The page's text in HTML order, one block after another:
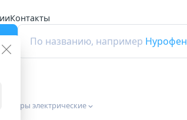
Контакты
По названию, например Нурофен
электрические